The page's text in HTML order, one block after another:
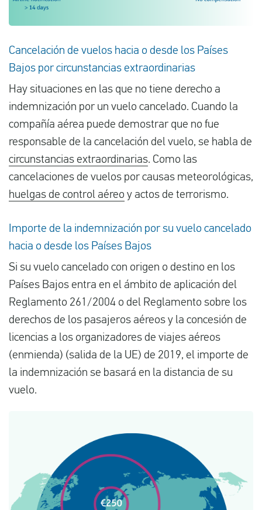
Cancelación de vuelos hacia o desde los Países
Bajos por circunstancias extraordinarias
Hay situaciones en las que no tiene derecho a
indemnización por un vuelo cancelado. Cuando la
compañía aérea puede demostrar que no fue
responsable de la cancelación del vuelo, se habla de
circunstancias extraordinarias. Como las
cancelaciones de vuelos por causas meteorológicas,
huelgas de control aéreo y actos de terrorismo.
Importe de la indemnización por su vuelo cancelado
hacia o desde los Países Bajos
Si su vuelo cancelado con origen o destino en los
Países Bajos entra en el ámbito de aplicación del
Reglamento 261/2004 o del Reglamento sobre los
derechos de los pasajeros aéreos y la concesión de
licencias a los organizadores de viajes aéreos
(enmienda) (salida de la UE) de 2019, el importe de
la indemnización se basará en la distancia de su
vuelo.